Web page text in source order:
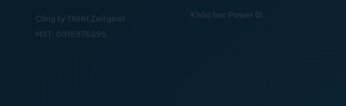
Công ty TNHH Zeitgeist
MST: 0315976395
Khóa học Power BI